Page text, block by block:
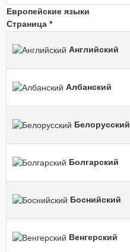
Европейские языки
Страница *
Английский
Албанский
Белорусский
Болгарский
Боснийский
Венгерский